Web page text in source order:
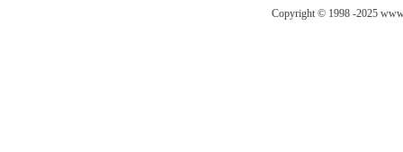
Copyright © 1998 -2025